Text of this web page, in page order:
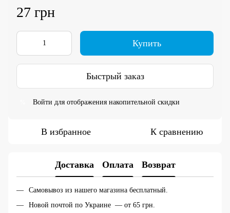
27 грн
Купить
Быстрый заказ
Войти для отображения накопительной скидки
В избранное К сравнению
Доставка Оплата Возврат
Самовывоз из нашего магазина бесплатный.
Новой почтой по Украине — от 65 грн.